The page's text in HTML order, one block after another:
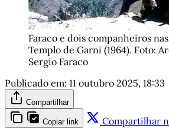
Faraco e dois companheiros
Templo de Garni (1964). Foto:
Sergio Faraco
Publicado em: 11 outubro 2025, 18:33
Compartilhar
Copiar link Compartilhar